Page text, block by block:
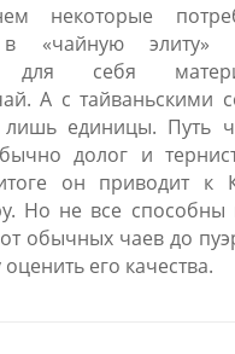
некоторые
«чайную элиту»
для себя
А с тайваньскими
лишь единицы. Путь
долог и
он приводит к
Но не все способны
обычных чаев до
его качества.